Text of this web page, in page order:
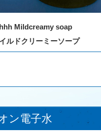
hhh Mildcreamy soap
ルドクリーミーソープ
ン電子水